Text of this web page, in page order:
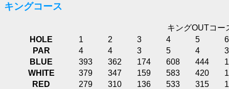
キングコース
キングOUTコー
HOLE
1 2 3 4 5
6
PAR
4 4 3 5 4
3
BLUE
393 362 174 608 444
WHITE
379 347 159 583 420
RED
279 310 136 533 315